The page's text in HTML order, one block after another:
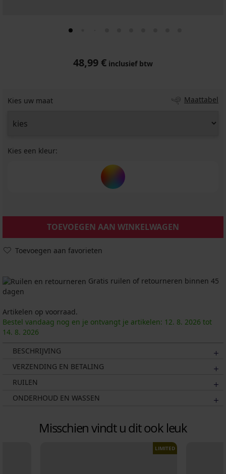
48,99 € inclusief btw
Kies uw maat Maattabel
Kies een kleur:
TOEVOEGEN AAN WINKELWAGEN
Toevoegen aan favorieten
Gratis ruilen of retourneren binnen 45
dagen
Artikelen op voorraad.
Bestel vandaag nog en je ontvangt je artikelen: 12. 8. 2026 tot
14. 8. 2026
BESCHRIJVING
VERZENDING EN BETALING
RUILEN
ONDERHOUD EN WASSEN
Misschien vindt u dit ook leuk
LIMITED